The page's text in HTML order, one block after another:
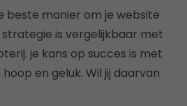
beste manier om je website
is vergelijkbaar met
je kans op succes is met
en geluk. Wil jij daarvan